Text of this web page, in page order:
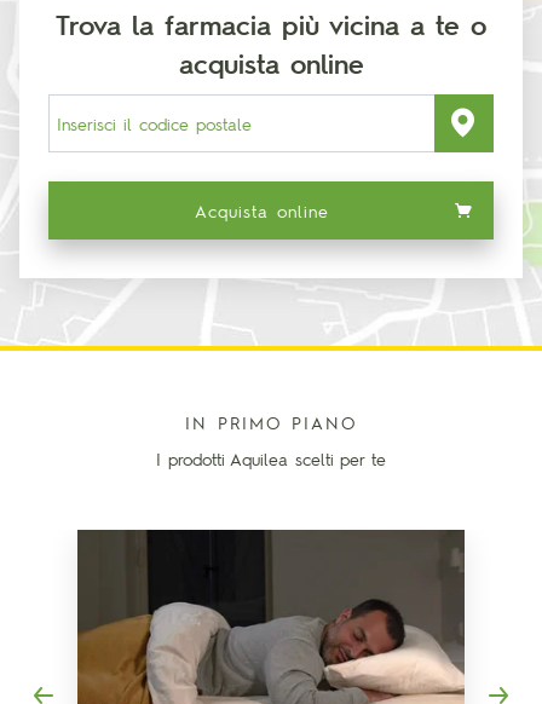
Trova la farmacia più vicina a te o
acquista online
Acquista online
IN PRIMO PIANO
I prodotti Aquilea scelti per te